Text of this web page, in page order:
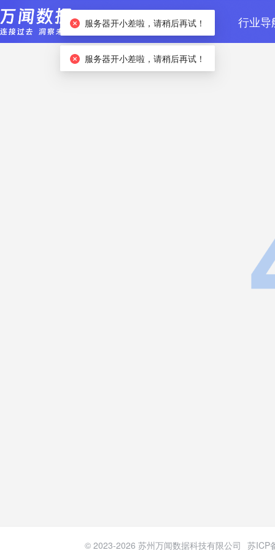
首页 数据检索 行业导
© 2023-2026 苏州万闻数据科技有限公司 苏ICP
服务器开小差啦，请稍后再试！
服务器开小差啦，请稍后再试！